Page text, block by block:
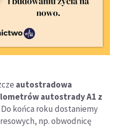
autostradowa
autostrady A1 z
Do końca roku dostaniemy
np. obwodnicę